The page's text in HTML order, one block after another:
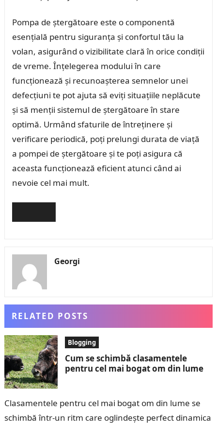
Pompa de ștergătoare este o componentă
esențială pentru siguranța și confortul tău la
volan, asigurând o vizibilitate clară în orice condiții
de vreme. Înțelegerea modului în care
funcționează și recunoașterea semnelor unei
defecțiuni te pot ajuta să eviți situațiile neplăcute
și să menții sistemul de ștergătoare în stare
optimă. Urmând sfaturile de întreținere și
verificare periodică, poți prelungi durata de viață
a pompei de ștergătoare și te poți asigura că
aceasta funcționează eficient atunci când ai
nevoie cel mai mult.
Georgi
RELATED POSTS
Blogging
Cum se schimbă clasamentele
pentru cel mai bogat om din lume
Clasamentele pentru cel mai bogat om din lume se
schimbă într-un ritm care oglindește perfect dinamica